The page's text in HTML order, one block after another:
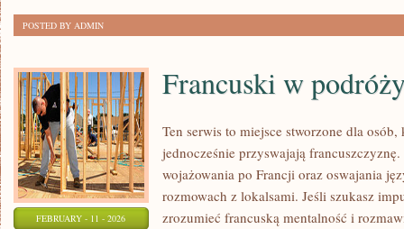
POSTED BY ADMIN
FEBRUARY - 11 - 2026
Francuski w
Ten serwis to miejsce stworzone dla
jednocześnie przyswajają
wojażowania po Francji oraz oswajania
rozmowach z lokalsami. Jeśli szukasz
zrozumieć francuską mentalność i